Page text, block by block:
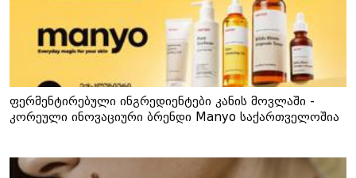
ფერმენტირებული ინგრედიენტები კანის მოვლაში -
კორეული ინოვაციური ბრენდი Manyo საქართველოშია